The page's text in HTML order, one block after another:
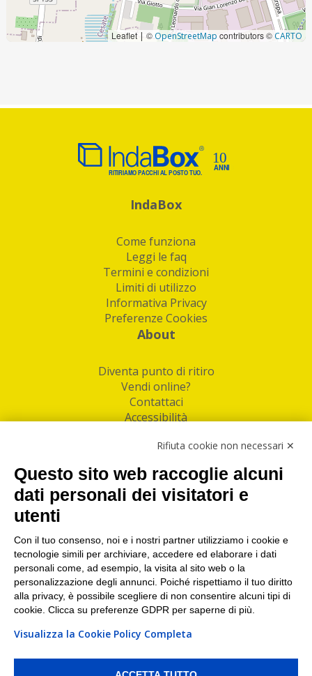
Leaflet | © OpenStreetMap contributors © CARTO
IndaBox
Come funziona
Leggi le faq
Termini e condizioni
Limiti di utilizzo
Informativa Privacy
Preferenze Cookies
About
Diventa punto di ritiro
Vendi online?
Contattaci
Accessibilità
Facebook
Linkedin
I nostri punti di ritiro e spedizione pacchi nelle
maggiori città italiane
Torino|Milano|Roma|Bologna|Firenze| Genova
Napoli|Varese
PI/CF/N°Iscr.: 10821360012 | REA: RM 1494760 | Cap.Soc.: 50.000€ |
Whistleblowing|Privacy |Preferenze Cookies
Rifiuta cookie non necessari ✕
Questo sito web raccoglie alcuni
dati personali dei visitatori e
utenti
Con il tuo consenso, noi e i nostri partner utilizziamo i cookie e
tecnologie simili per archiviare, accedere ed elaborare i dati
personali come, ad esempio, la visita al sito web o la
personalizzazione degli annunci. Poiché rispettiamo il tuo diritto
alla privacy, è possibile scegliere di non consentire alcuni tipi di
cookie. Clicca su preferenze GDPR per saperne di più.
Visualizza la Cookie Policy Completa